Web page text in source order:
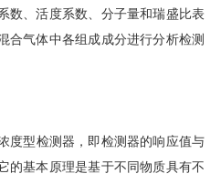
数、活度系数、分子量和瑞盛比表
合气体中各组成成分进行分析检测
度型检测器，即检测器的响应值与
的基本原理是基于不同物质具有不